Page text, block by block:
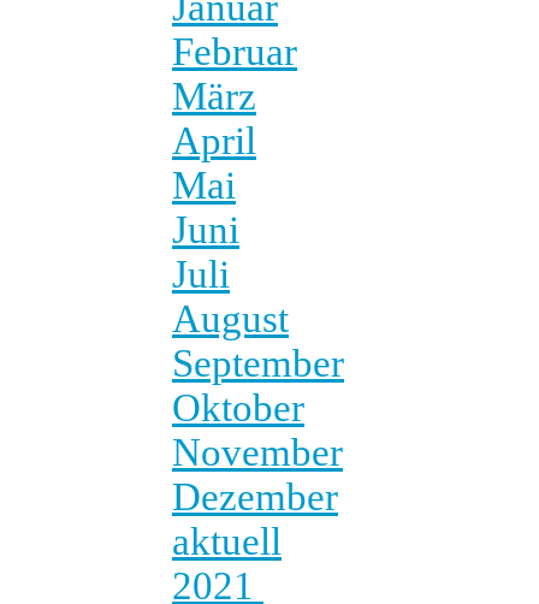
Februar
März
April
Mai
Juni
Juli
August
September
Oktober
November
Dezember
aktuell
2021